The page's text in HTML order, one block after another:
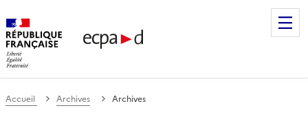
de communication et de production
Accueil Archives Archives